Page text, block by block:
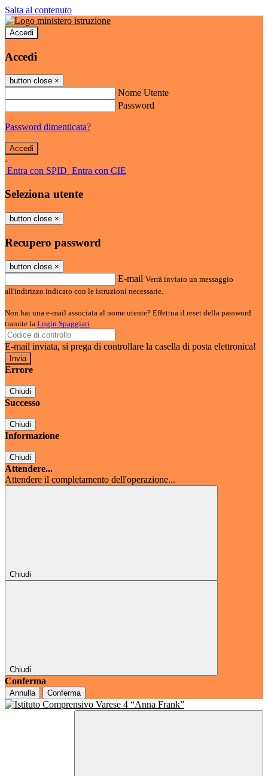
Salta al contenuto
Accedi
Accedi
button close ×
Nome Utente
Password
Password dimenticata?
-
Entra con SPID Entra con CIE
Seleziona utente
button close ×
Recupero password
button close ×
E-mail Verrà inviato un messaggio
all'indirizzo indicato con le istruzioni necessarie.
Non hai una e-mail associata al nome utente? Effettua il reset della password
tramite la Login Spaggiari
E-mail inviata, si prega di controllare la casella di posta elettronica!
Errore
Chiudi
Successo
Chiudi
Informazione
Chiudi
Attendere...
Attendere il completamento dell'operazione...
Chiudi
Chiudi
Conferma
Annulla Conferma